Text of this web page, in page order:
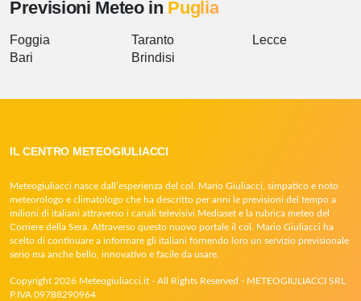
Previsioni Meteo in Puglia
Foggia
Bari
Taranto
Brindisi
Lecce
IL CENTRO METEOGIULIACCI
Meteogiuliacci nasce dall’esperienza del col. Mario Giuliacci, simpatico e noto
meteorologo e climatologo che ha descritto per anni le previsioni del tempo a
milioni di italiani attraverso i canali televisivi Mediaset e la rubrica meteo del
Corriere della Sera. Attraverso questo nuovo portale il col. Mario Giuliacci ha
scelto di continuare a informare gli italiani fornendo loro un servizio previsionale
serio ma anche bello, innovativo e facile da usare.
Copyright 2026 Meteogiuliacci.it - All Rights Reserved - METEOGIULIACCI SRL
P.IVA 09788290964